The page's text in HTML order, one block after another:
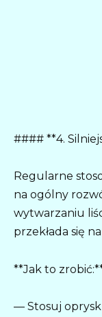
#### **4.
Regularne
na ogólny
wytwarzaniu
przekłada się
**Jak to
— Stosuj